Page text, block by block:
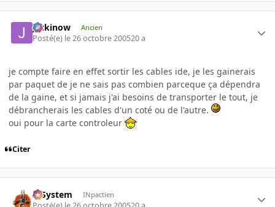
jackinow Ancien
Posté(e) le 26 octobre 200520 a
je compte faire en effet sortir les cables ide, je les gainerais
par paquet de je ne sais pas combien parceque ça dépendra
de la gaine, et si jamais j'ai besoins de transporter le tout, je
débrancherais les cables d'un coté ou de l'autre.
oui pour la carte controleur
Citer
X-System INpactien